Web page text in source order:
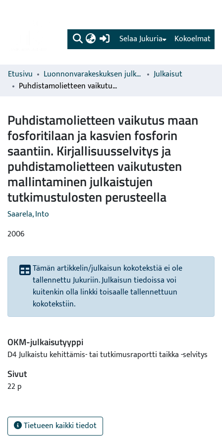
(current) Kokoelmat
Selaa Jukuria
Etusivu Luonnonvarakeskuksen julkaisut
Julkaisut
Puhdistamolietteen vaikutus maan fosforitilaan ja kasvien fosforin saantiin. Kirjallisuusselvitys ja puhdistamolietteen vaikutusten mallintaminen julkaistujen tutkimustulosten perusteella
Puhdistamolietteen vaikutus maan
fosforitilaan ja kasvien fosforin
saantiin. Kirjallisuusselvitys ja
puhdistamolietteen vaikutusten
mallintaminen julkaistujen
tutkimustulosten perusteella
Saarela, Into
2006
Tämän artikkelin/julkaisun kokotekstiä ei ole
tallennettu Jukuriin. Julkaisun tiedoissa voi
kuitenkin olla linkki toisaalle tallennettuun
kokotekstiin.
OKM-julkaisutyyppi
D4 Julkaistu kehittämis- tai tutkimusraportti taikka -selvitys
Sivut
22 p
Tietueen kaikki tiedot